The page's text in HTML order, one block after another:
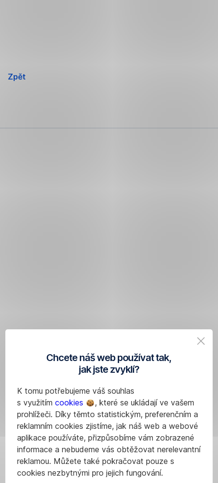
Chcete náš web používat tak,
jak jste zvyklí?
K tomu potřebujeme váš souhlas
s využitím cookies
, které se ukládají ve vašem
prohlížeči. Díky těmto statistickým, preferenčním a
reklamním cookies zjistíme, jak náš web a webové
aplikace používáte, přizpůsobíme vám zobrazené
informace a nebudeme vás obtěžovat nerelevantní
reklamou. Můžete také pokračovat pouze s
cookies nezbytnými pro jejich fungování.
Zpět